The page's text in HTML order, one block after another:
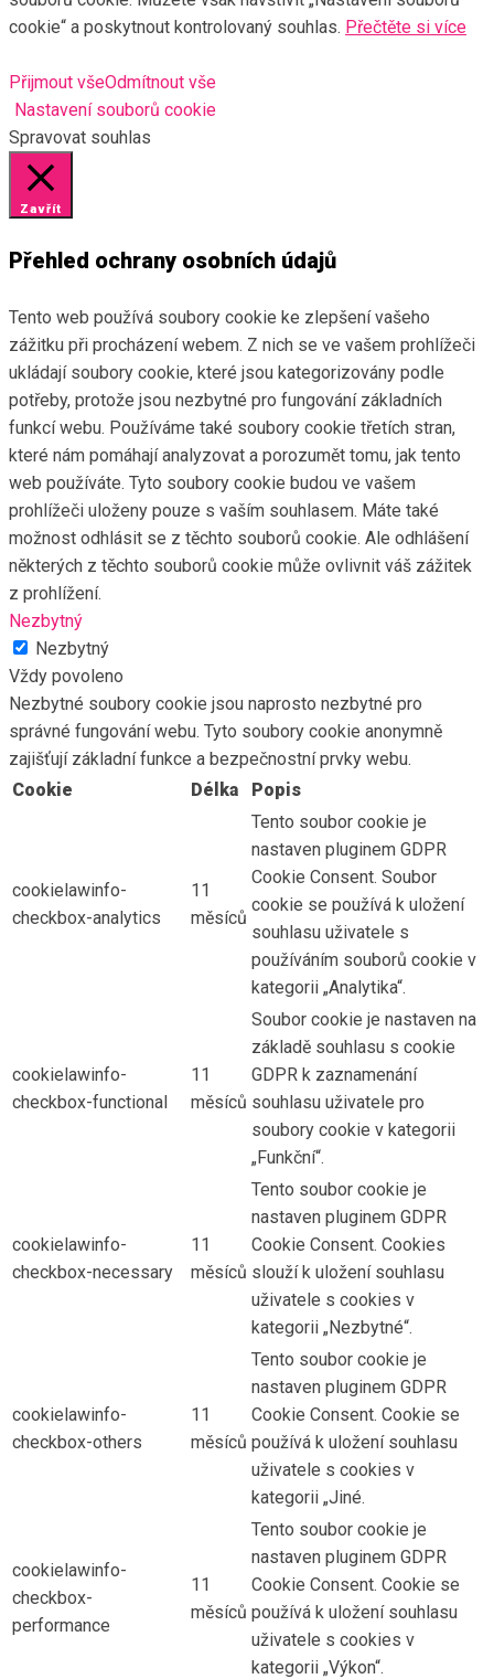
cookie“ a poskytnout kontrolovaný souhlas. Přečtěte si více
Přijmout všeOdmítnout vše
Nastavení souborů cookie
Spravovat souhlas
Zavřít
Přehled ochrany osobních údajů
Tento web používá soubory cookie ke zlepšení vašeho
zážitku při procházení webem. Z nich se ve vašem prohlížeči
ukládají soubory cookie, které jsou kategorizovány podle
potřeby, protože jsou nezbytné pro fungování základních
funkcí webu. Používáme také soubory cookie třetích stran,
které nám pomáhají analyzovat a porozumět tomu, jak tento
web používáte. Tyto soubory cookie budou ve vašem
prohlížeči uloženy pouze s vaším souhlasem. Máte také
možnost odhlásit se z těchto souborů cookie. Ale odhlášení
některých z těchto souborů cookie může ovlivnit váš zážitek
z prohlížení.
Nezbytný
Nezbytný
Vždy povoleno
Nezbytné soubory cookie jsou naprosto nezbytné pro
správné fungování webu. Tyto soubory cookie anonymně
zajišťují základní funkce a bezpečnostní prvky webu.
Cookie
Délka Popis
cookielawinfo-
checkbox-analytics
11
měsíců
Tento soubor cookie je
nastaven pluginem GDPR
Cookie Consent. Soubor
cookie se používá k uložení
souhlasu uživatele s
používáním souborů cookie v
kategorii „Analytika“.
cookielawinfo-
checkbox-functional
11
měsíců
Soubor cookie je nastaven na
základě souhlasu s cookie
GDPR k zaznamenání
souhlasu uživatele pro
soubory cookie v kategorii
„Funkční“.
cookielawinfo-
checkbox-necessary
11
měsíců
Tento soubor cookie je
nastaven pluginem GDPR
Cookie Consent. Cookies
slouží k uložení souhlasu
uživatele s cookies v
kategorii „Nezbytné“.
cookielawinfo-
checkbox-others
11
měsíců
Tento soubor cookie je
nastaven pluginem GDPR
Cookie Consent. Cookie se
používá k uložení souhlasu
uživatele s cookies v
kategorii „Jiné.
cookielawinfo-
checkbox-
performance
11
měsíců
Tento soubor cookie je
nastaven pluginem GDPR
Cookie Consent. Cookie se
používá k uložení souhlasu
uživatele s cookies v
kategorii „Výkon“.